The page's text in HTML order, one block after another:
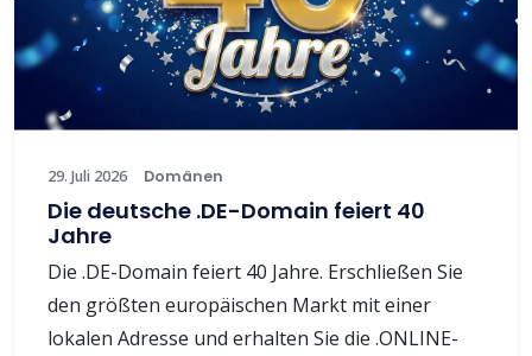
29. Juli 2026 Domänen
Die deutsche .DE-Domain feiert 40
Jahre
Die .DE-Domain feiert 40 Jahre. Erschließen Sie
den größten europäischen Markt mit einer
lokalen Adresse und erhalten Sie die .ONLINE-